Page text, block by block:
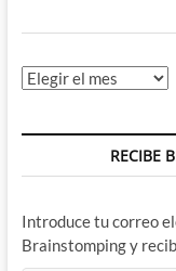
Archivos
RECIBE
Introduce tu correo
Brainstomping y